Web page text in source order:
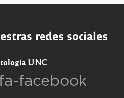
redes sociales
UNC
facebook